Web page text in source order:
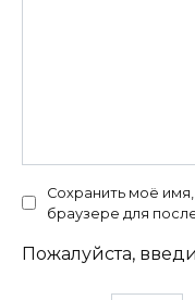
Сохранить моё
браузере для
Пожалуйста,